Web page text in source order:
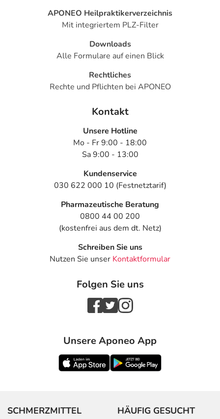
APONEO Heilpraktikerverzeichnis
Mit integriertem PLZ-Filter
Downloads
Alle Formulare auf einen Blick
Rechtliches
Rechte und Pflichten bei APONEO
Kontakt
Unsere Hotline
Mo - Fr 9:00 - 18:00
Sa 9:00 - 13:00
Kundenservice
030 622 000 10 (Festnetztarif)
Pharmazeutische Beratung
0800 44 00 200
(kostenfrei aus dem dt. Netz)
Schreiben Sie uns
Nutzen Sie unser Kontaktformular
Folgen Sie uns
Unsere Aponeo App
SCHMERZMITTEL HÄUFIG GESUCHT